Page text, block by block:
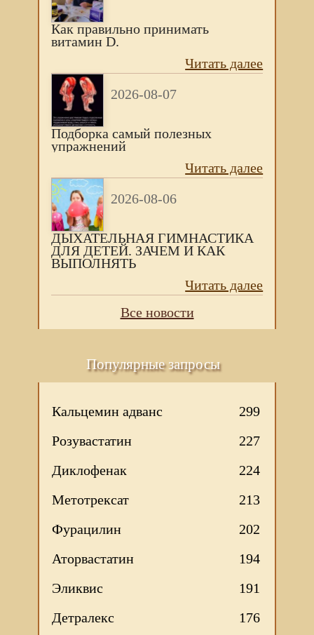
Как правильно принимать
витамин D.
Читать далее
2026-08-07
Подборка самый полезных
упражнений
Читать далее
2026-08-06
ДЫХАТЕЛЬНАЯ ГИМНАСТИКА
ДЛЯ ДЕТЕЙ. ЗАЧЕМ И КАК
ВЫПОЛНЯТЬ
Читать далее
Все новости
Популярные запросы
Кальцемин адванс
299
Розувастатин
227
Диклофенак
224
Метотрексат
213
Фурацилин
202
Аторвастатин
194
Эликвис
191
Детралекс
176